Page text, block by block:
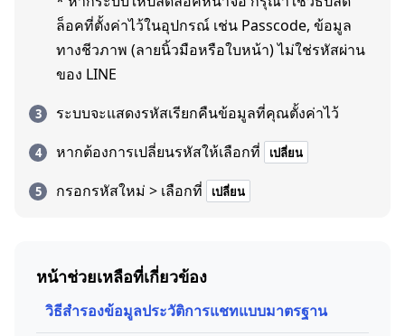
ล็อคที่ตั้งค่าไว้ในอุปกรณ์ เช่น Passcode, ข้อมูล
ทางชีวภาพ (ลายนิ้วมือหรือใบหน้า) ไม่ใช่รหัสผ่าน
ของ LINE
ระบบจะแสดงรหัสเรียกคืนข้อมูลที่คุณตั้งค่าไว้
หากต้องการเปลี่ยนรหัสให้เลือกที่
เปลี่ยน
กรอกรหัสใหม่ > เลือกที่ เปลี่ยน
หน้าช่วยเหลือที่เกี่ยวข้อง
วิธีสำรองข้อมูลประวัติการแชทแบบมาตรฐาน